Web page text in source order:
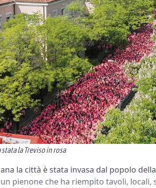
la Treviso in rosa
la città è stata invasa dal popolo
pienone che ha riempito tavoli, locali,